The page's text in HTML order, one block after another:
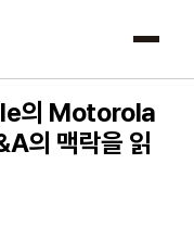
의 Motorola
의 맥락을 읽